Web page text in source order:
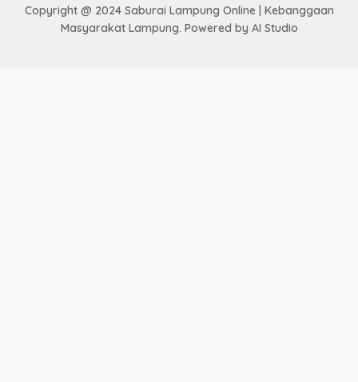
Copyright @ 2024 Saburai Lampung Online | Kebanggaan
Masyarakat Lampung. Powered by AI Studio